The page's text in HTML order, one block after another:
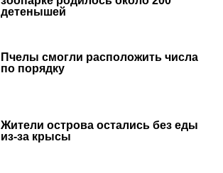
детенышей
Пчелы смогли расположить числа
по порядку
Жители острова остались без еды
из-за крысы